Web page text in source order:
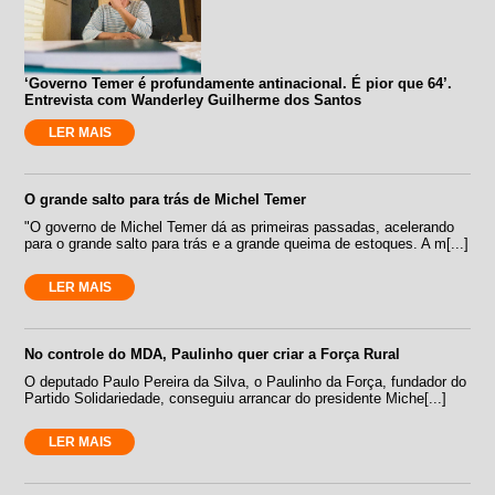
‘Governo Temer é profundamente antinacional. É pior que 64’.
Entrevista com Wanderley Guilherme dos Santos
LER MAIS
O grande salto para trás de Michel Temer
"O governo de Michel Temer dá as primeiras passadas, acelerando
para o grande salto para trás e a grande queima de estoques. A m[...]
LER MAIS
No controle do MDA, Paulinho quer criar a Força Rural
O deputado Paulo Pereira da Silva, o Paulinho da Força, fundador do
Partido Solidariedade, conseguiu arrancar do presidente Miche[...]
LER MAIS